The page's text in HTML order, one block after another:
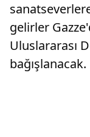
gelirler
Uluslararası
bağışlanacak.